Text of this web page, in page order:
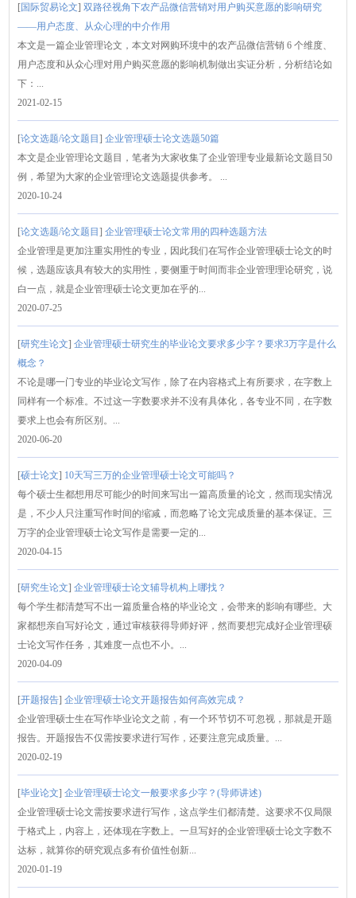
[国际贸易论文]双路径视角下农产品微信营销对用户购买意愿的影响研究
——用户态度、从众心理的中介作用
本文是一篇企业管理论文，本文对网购环境中的农产品微信营销 6 个维度、
用户态度和从众心理对用户购买意愿的影响机制做出实证分析，分析结论如
下：...
2021-02-15
[论文选题/论文题目]企业管理硕士论文选题50篇
本文是企业管理论文题目，笔者为大家收集了企业管理专业最新论文题目50
例，希望为大家的企业管理论文选题提供参考。 ...
2020-10-24
[论文选题/论文题目]企业管理硕士论文常用的四种选题方法
企业管理是更加注重实用性的专业，因此我们在写作企业管理硕士论文的时
候，选题应该具有较大的实用性，要侧重于时间而非企业管理理论研究，说
白一点，就是企业管理硕士论文更加在乎的...
2020-07-25
[研究生论文]企业管理硕士研究生的毕业论文要求多少字？要求3万字是什么
概念？
不论是哪一门专业的毕业论文写作，除了在内容格式上有所要求，在字数上
同样有一个标准。不过这一字数要求并不没有具体化，各专业不同，在字数
要求上也会有所区别。...
2020-06-20
[硕士论文] 10天写三万的企业管理硕士论文可能吗？
每个硕士生都想用尽可能少的时间来写出一篇高质量的论文，然而现实情况
是，不少人只注重写作时间的缩减，而忽略了论文完成质量的基本保证。三
万字的企业管理硕士论文写作是需要一定的...
2020-04-15
[研究生论文]企业管理硕士论文辅导机构上哪找？
每个学生都清楚写不出一篇质量合格的毕业论文，会带来的影响有哪些。大
家都想亲自写好论文，通过审核获得导师好评，然而要想完成好企业管理硕
士论文写作任务，其难度一点也不小。...
2020-04-09
[开题报告]企业管理硕士论文开题报告如何高效完成？
企业管理硕士生在写作毕业论文之前，有一个环节切不可忽视，那就是开题
报告。开题报告不仅需按要求进行写作，还要注意完成质量。...
2020-02-19
[毕业论文]企业管理硕士论文一般要求多少字？(导师讲述)
企业管理硕士论文需按要求进行写作，这点学生们都清楚。这要求不仅局限
于格式上，内容上，还体现在字数上。一旦写好的企业管理硕士论文字数不
达标，就算你的研究观点多有价值性创新...
2020-01-19